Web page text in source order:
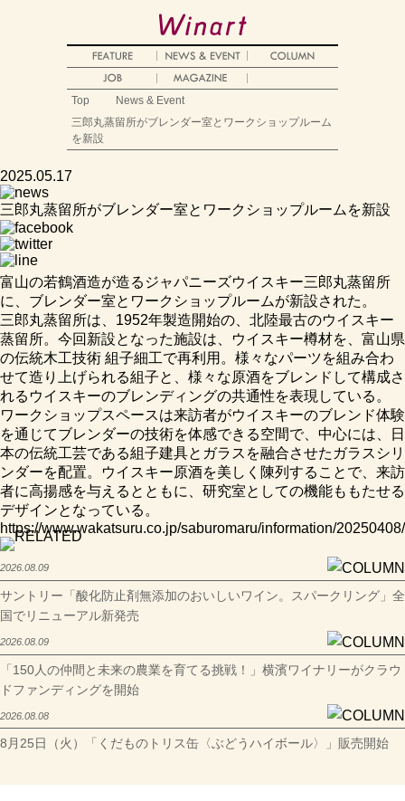
Top
News & Event
三郎丸蒸留所がブレンダー室とワークショップルーム
を新設
2025.05.17
三郎丸蒸留所がブレンダー室とワークショップルームを新設
富山の若鶴酒造が造るジャパニーズウイスキー三郎丸蒸留所
に、ブレンダー室とワークショップルームが新設された。
三郎丸蒸留所は、1952年製造開始の、北陸最古のウイスキー
蒸留所。今回新設となった施設は、ウイスキー樽材を、富山県
の伝統木工技術 組子細工で再利用。様々なパーツを組み合わ
せて造り上げられる組子と、様々な原酒をブレンドして構成さ
れるウイスキーのブレンディングの共通性を表現している。
ワークショップスペースは来訪者がウイスキーのブレンド体験
を通じてブレンダーの技術を体感できる空間で、中心には、日
本の伝統工芸である組子建具とガラスを融合させたガラスシリ
ンダーを配置。ウイスキー原酒を美しく陳列することで、来訪
者に高揚感を与えるとともに、研究室としての機能ももたせる
デザインとなっている。
https://www.wakatsuru.co.jp/saburomaru/information/20250408/
2026.08.09
サントリー「酸化防止剤無添加のおいしいワイン。スパークリング」全
国でリニューアル新発売
2026.08.09
「150人の仲間と未来の農業を育てる挑戦！」横濱ワイナリーがクラウ
ドファンディングを開始
2026.08.08
8月25日（火）「くだものトリス缶〈ぶどうハイボール〉」販売開始